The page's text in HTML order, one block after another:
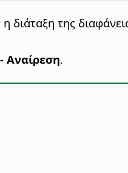
η διάταξη της
Αναίρεση.